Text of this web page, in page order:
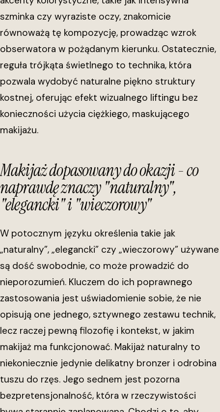
szminka czy wyraziste oczy, znakomicie
równoważą tę kompozycję, prowadząc wzrok
obserwatora w pożądanym kierunku. Ostatecznie,
reguła trójkąta świetlnego to technika, która
pozwala wydobyć naturalne piękno struktury
kostnej, oferując efekt wizualnego liftingu bez
konieczności użycia ciężkiego, maskującego
makijażu.
Makijaż dopasowany do okazji - co
naprawdę znaczy "naturalny",
"elegancki" i "wieczorowy"
W potocznym języku określenia takie jak
„naturalny”, „elegancki” czy „wieczorowy” używane
są dość swobodnie, co może prowadzić do
nieporozumień. Kluczem do ich poprawnego
zastosowania jest uświadomienie sobie, że nie
opisują one jednego, sztywnego zestawu technik,
lecz raczej pewną filozofię i kontekst, w jakim
makijaż ma funkcjonować. Makijaż naturalny to
niekoniecznie jedynie delikatny bronzer i odrobina
tuszu do rzęs. Jego sednem jest pozorna
bezpretensjonalność, która w rzeczywistości